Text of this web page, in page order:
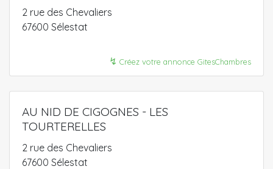
2 rue des Chevaliers
67600 Sélestat
↯ Créez votre annonce GitesChambres
AU NID DE CIGOGNES - LES
TOURTERELLES
2 rue des Chevaliers
67600 Sélestat